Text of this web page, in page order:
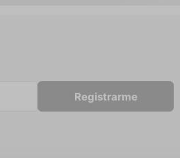
Registrarme